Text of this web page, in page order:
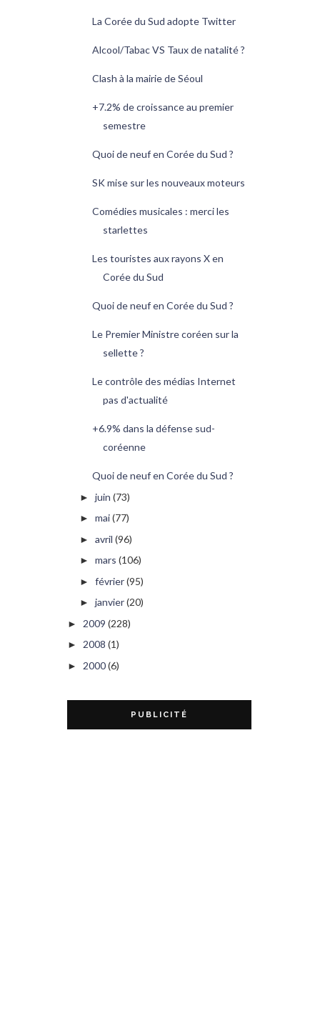
La Corée du Sud adopte Twitter
Alcool/Tabac VS Taux de natalité ?
Clash à la mairie de Séoul
+7.2% de croissance au premier
semestre
Quoi de neuf en Corée du Sud ?
SK mise sur les nouveaux moteurs
Comédies musicales : merci les
starlettes
Les touristes aux rayons X en
Corée du Sud
Quoi de neuf en Corée du Sud ?
Le Premier Ministre coréen sur la
sellette ?
Le contrôle des médias Internet
pas d'actualité
+6.9% dans la défense sud-
coréenne
Quoi de neuf en Corée du Sud ?
► juin (73)
► mai(77)
► avril (96)
► mars (106)
► février(95)
► janvier(20)
► 2009 (228)
► 2008 (1)
► 2000(6)
PUBLICITÉ